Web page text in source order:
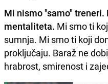
Mi nismo "samo"
mentaliteta. Mi smo ti
sumnja. Mi smo ti koji
proključaju. Baraž ne
hrabrost, smirenost i